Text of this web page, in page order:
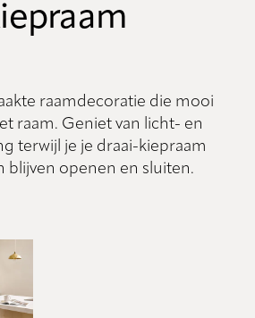
raamdecoratie die mooi
raam. Geniet van licht- en
terwijl je je draai-kiepraam
blijven openen en sluiten.